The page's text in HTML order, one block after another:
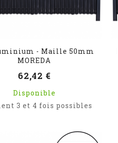
- Maille 50mm
MOREDA
62,42 €
Disponible
3 et 4 fois possibles